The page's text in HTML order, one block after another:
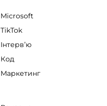
Microsoft
TikTok
Інтервʼю
Код
Маркетинг